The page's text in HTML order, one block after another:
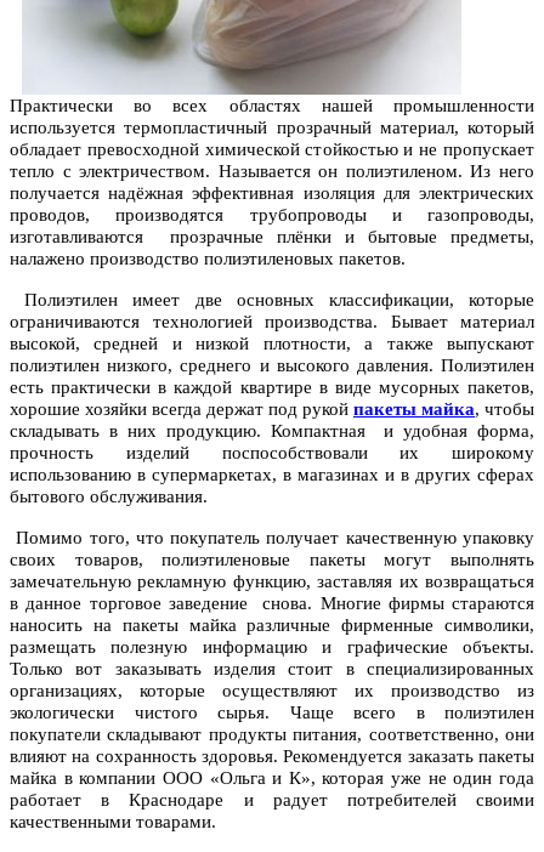
Практически во всех областях нашей промышленности
используется термопластичный прозрачный материал, который
обладает превосходной химической стойкостью и не пропускает
тепло с электричеством. Называется он полиэтиленом. Из него
получается надёжная эффективная изоляция для электрических
проводов, производятся трубопроводы и газопроводы,
изготавливаются прозрачные плёнки и бытовые предметы,
налажено производство полиэтиленовых пакетов.
Полиэтилен имеет две основных классификации, которые
ограничиваются технологией производства. Бывает материал
высокой, средней и низкой плотности, а также выпускают
полиэтилен низкого, среднего и высокого давления. Полиэтилен
есть практически в каждой квартире в виде мусорных пакетов,
хорошие хозяйки всегда держат под рукой пакеты майка, чтобы
складывать в них продукцию. Компактная и удобная форма,
прочность изделий поспособствовали их широкому
использованию в супермаркетах, в магазинах и в других сферах
бытового обслуживания.
Помимо того, что покупатель получает качественную упаковку
своих товаров, полиэтиленовые пакеты могут выполнять
замечательную рекламную функцию, заставляя их возвращаться
в данное торговое заведение снова. Многие фирмы стараются
наносить на пакеты майка различные фирменные символики,
размещать полезную информацию и графические объекты.
Только вот заказывать изделия стоит в специализированных
организациях, которые осуществляют их производство из
экологически чистого сырья. Чаще всего в полиэтилен
покупатели складывают продукты питания, соответственно, они
влияют на сохранность здоровья. Рекомендуется заказать пакеты
майка в компании ООО «Ольга и К», которая уже не один года
работает в Краснодаре и радует потребителей своими
качественными товарами.